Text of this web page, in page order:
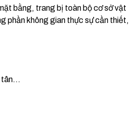
bằng, trang bị toàn bộ cơ sở vật
phần không gian thực sự cần thiết,
tân…